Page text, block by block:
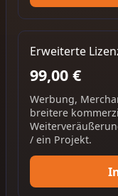
Erweiterte
99,00 €
Werbung,
breitere
/ ein Projekt.